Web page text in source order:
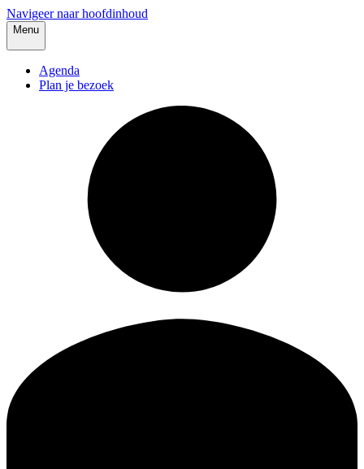
Navigeer naar hoofdinhoud
Menu
Agenda
Plan je bezoek